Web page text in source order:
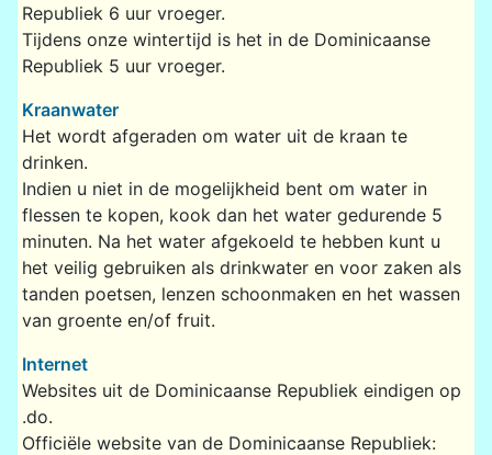
Republiek 6 uur vroeger.
Tijdens onze wintertijd is het in de Dominicaanse
Republiek 5 uur vroeger.
Kraanwater
Het wordt afgeraden om water uit de kraan te
drinken.
Indien u niet in de mogelijkheid bent om water in
flessen te kopen, kook dan het water gedurende 5
minuten. Na het water afgekoeld te hebben kunt u
het veilig gebruiken als drinkwater en voor zaken als
tanden poetsen, lenzen schoonmaken en het wassen
van groente en/of fruit.
Internet
Websites uit de Dominicaanse Republiek eindigen op
.do.
Officiële website van de Dominicaanse Republiek: